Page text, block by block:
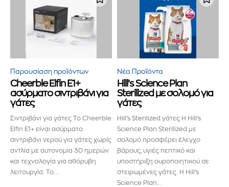
Παρουσίαση προϊόντων
Cheerble Elfin E1+
ασύρματο σιντριβάνι για
γάτες
Σιντριβάνι για γάτες Το Cheerble
Elfin E1+ είναι ασύρματο
σιντριβάνι νερού για γάτες χωρίς
αντλία με αυτονομία 30 ημερών
και τεχνολογία για αθόρυβη
λειτουργία. Το...
Νέα Προϊόντα
Hill’s Science Plan
Sterilized με σολομό για
γάτες
Hill’s Sterilized γάτες Η Hill’s
Science Plan Sterilized με
σολομό προσφέρει έλεγχο
βάρους, υγιές πεπτικό και
υποστήριξη ουροποιητικού σε
στειρωμένες γάτες. Η Hill’s
Science Plan...